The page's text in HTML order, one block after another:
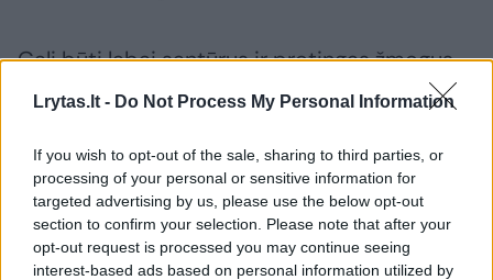
Lrytas.lt - Do Not Process My Personal Information
If you wish to opt-out of the sale, sharing to third parties, or
processing of your personal or sensitive information for
targeted advertising by us, please use the below opt-out
section to confirm your selection. Please note that after your
opt-out request is processed you may continue seeing
interest-based ads based on personal information utilized by
Gali būti labai santūrus ir protingas žmogus,
bet kai negauni gyvybiškai svarbių dalykų,
išprotėti“, – įsiaudrinęs kalbėjo be vandens ir
maisto paliktas vyras.